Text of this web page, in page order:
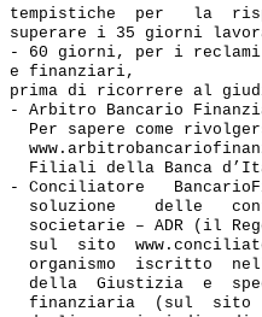
tempistiche  per   la
superare i 35 giorni
- 60 giorni, per i
e finanziari,
prima di ricorrere al
- Arbitro Bancario
Per sapere come
Filiali della Banca
- Conciliatore
soluzione    delle
societarie – ADR (il
sul  sito
organismo  iscritto
della  Giustizia  e
finanziaria  (sul  sito